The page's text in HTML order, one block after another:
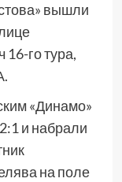
вышли
16-го тура,
«Динамо»
и набрали
на поле